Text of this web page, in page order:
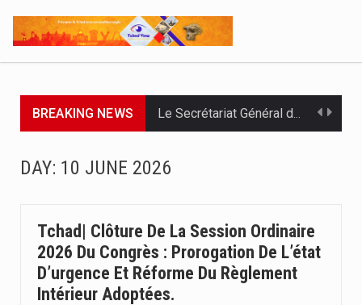
BREAKING NEWS
Par : Nekarnodji Gloria L’entreprise Groupe Elit.com a organisé ce…
Le Président de la République, Chef de l’État, Maréchal du…
DAY: 10 JUNE 2026
Tchad| Clôture De La Session Ordinaire
2026 Du Congrès : Prorogation De L’état
D’urgence Et Réforme Du Règlement
Intérieur Adoptées.